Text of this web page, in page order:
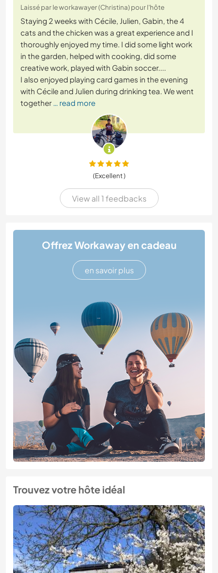
Laissé par le workawayer (Christina) pour l'hôte
Staying 2 weeks with Cécile, Julien, Gabin, the 4
cats and the chicken was a great experience and I
thoroughly enjoyed my time. I did some light work
in the garden, helped with cooking, did some
creative work, played with Gabin soccer....
I also enjoyed playing card games in the evening
with Cécile and Julien during drinking tea. We went
together … read more
(Excellent )
View all 1 feedbacks
Offrez Workaway en cadeau
en savoir plus
Trouvez votre hôte idéal